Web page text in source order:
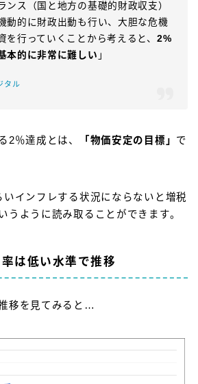
ンス（国と地方の基礎的財政収支）
動的に財政出動も行い、大胆な危機
を行っていくことから考えると、 2%
本的に非常に難しい 」
タル
2％達成とは、 「物価安定の目標」 で
いインフレする状況にならないと増税
うように読み取ることができます。
は低い水準で推移
移を見てみると…